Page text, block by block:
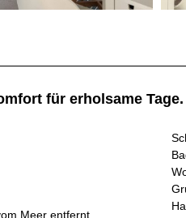
für erholsame Tage.
Meer entfernt